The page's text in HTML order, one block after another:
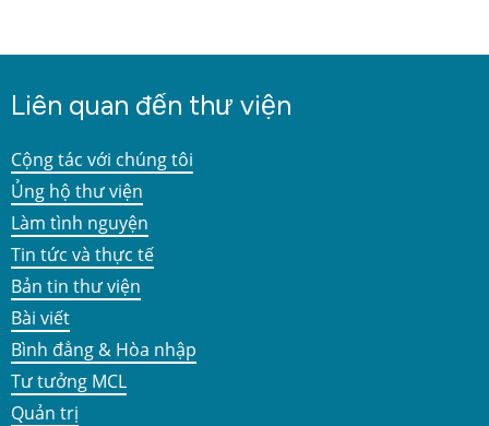
Liên quan đến thư viện
Cộng tác với chúng tôi
Ủng hộ thư viện
Làm tình nguyện
Tin tức và thực tế
Bản tin thư viện
Bài viết
Bình đẳng & Hòa nhập
Tư tưởng MCL
Quản trị